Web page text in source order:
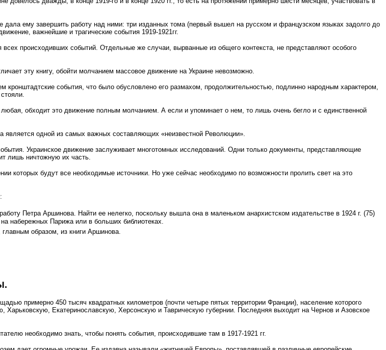
ему завершить работу над ними: три изданных тома (первый вышел на русском и французском языках задолго до
важнейшие и трагические события 1919-1921гг.
происходивших событий. Отдельные же случаи, вырванные из общего контекста, не представляют особого
эту книгу, обойти молчанием массовое движение на Украине невозможно.
события, что было обусловлено его размахом, продолжительностью, подлинно народным характером,
обходит это движение полным молчанием. А если и упоминает о нем, то лишь очень бегло и с единственной
является одной из самых важных составляющих «неизвестной Революции».
Украинское движение заслуживает многотомных исследований. Одни только документы, представляющие
лишь ничтожную их часть.
которых будут все необходимые источники. Но уже сейчас необходимо по возможности пролить свет на это
Петра Аршинова. Найти ее нелегко, поскольку вышла она в маленьком анархистском издательстве в 1924 г. (75)
набережных Парижа или в больших библиотеках.
образом, из книги Ар­шинова.
примерно 450 тысяч квадратных километров (почти четыре пятых территории Франции), население которого
Екатеринославскую, Херсонскую и Таврическую губернии. Последняя выходит на Чернов и Азовское
необходимо знать, чтобы понять события, происходившие там в 1917-1921 гг.